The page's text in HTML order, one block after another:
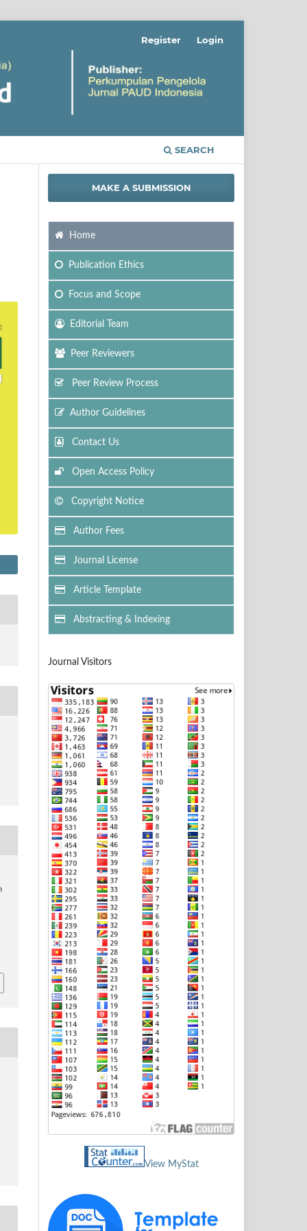
SEARCH
Register Login
MAKE A SUBMISSION
Home
Publication Ethics
Focus and Scope
Editorial Team
Peer Reviewers
Peer Review Process
Author Guidelines
Contact Us
Open Access Policy
Copyright Notice
Author Fees
Journal License
Article Template
Abstracting & Indexing
Journal Visitors
View MyStat